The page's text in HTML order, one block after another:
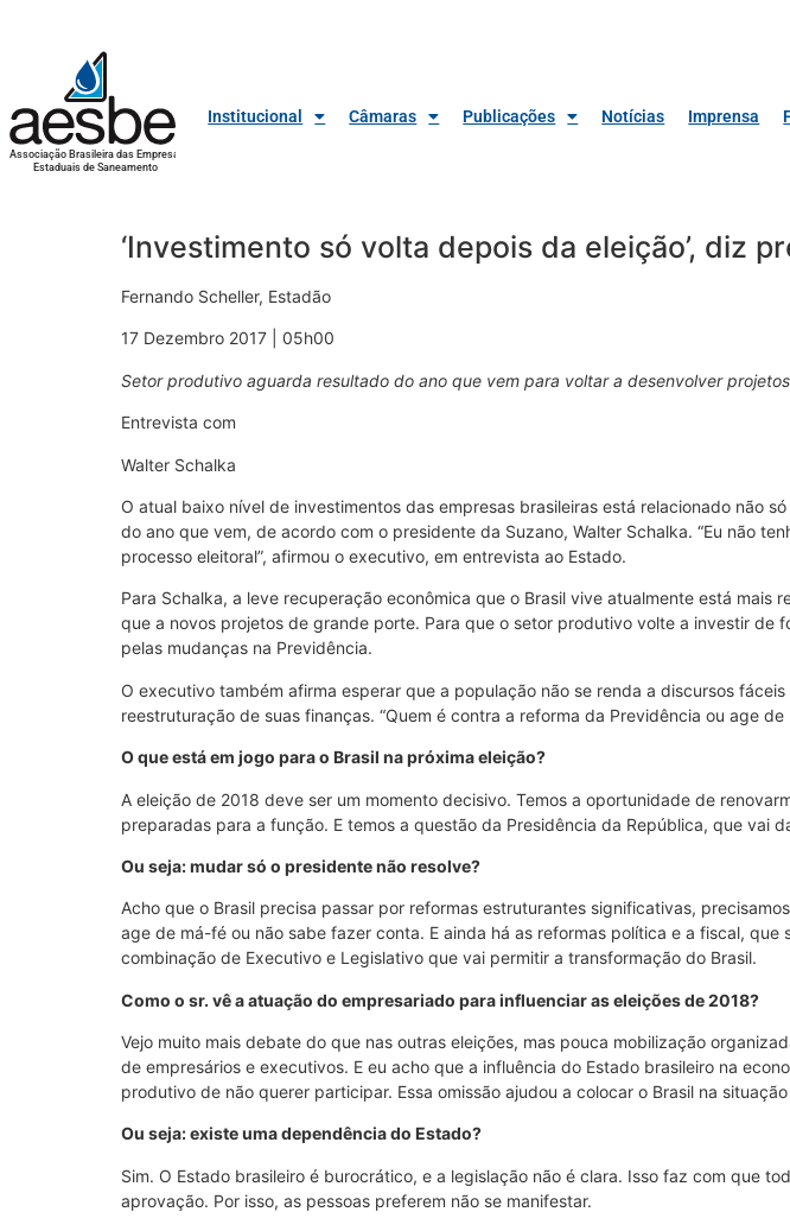
Associação Brasileira das Empresas
Estaduais de Saneamento
Institucional Câmaras Publicações Notícias Imprensa
‘Investimento só volta depois da eleição’, diz
Fernando Scheller, Estadão
17 Dezembro 2017 | 05h00
Setor produtivo aguarda resultado do ano que vem para voltar a desenvolver
Entrevista com
Walter Schalka
O atual baixo nível de investimentos das empresas brasileiras está relacionado não
do ano que vem, de acordo com o presidente da Suzano, Walter Schalka. “Eu não
processo eleitoral”, afirmou o executivo, em entrevista ao Estado.
Para Schalka, a leve recuperação econômica que o Brasil vive atualmente está
que a novos projetos de grande porte. Para que o setor produtivo volte a investir
pelas mudanças na Previdência.
O executivo também afirma esperar que a população não se renda a discursos
reestruturação de suas finanças. “Quem é contra a reforma da Previdência ou age
O que está em jogo para o Brasil na próxima eleição?
A eleição de 2018 deve ser um momento decisivo. Temos a oportunidade de
preparadas para a função. E temos a questão da Presidência da República, que vai
Ou seja: mudar só o presidente não resolve?
Acho que o Brasil precisa passar por reformas estruturantes significativas,
age de má-fé ou não sabe fazer conta. E ainda há as reformas política e a fiscal,
combinação de Executivo e Legislativo que vai permitir a transformação do Brasil.
Como o sr. vê a atuação do empresariado para influenciar as eleições de 2018?
Vejo muito mais debate do que nas outras eleições, mas pouca mobilização
de empresários e executivos. E eu acho que a influência do Estado brasileiro na
produtivo de não querer participar. Essa omissão ajudou a colocar o Brasil na
Ou seja: existe uma dependência do Estado?
Sim. O Estado brasileiro é burocrático, e a legislação não é clara. Isso faz com que
aprovação. Por isso, as pessoas preferem não se manifestar.